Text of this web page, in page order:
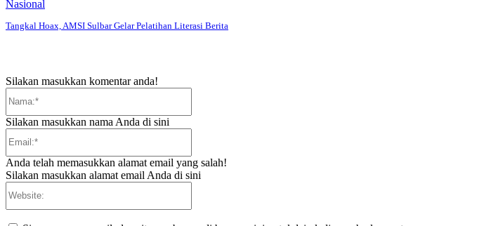
Nasional
Tangkal Hoax, AMSI Sulbar Gelar Pelatihan Literasi Berita
Silakan masukkan komentar anda!
Silakan masukkan nama Anda di sini
Anda telah memasukkan alamat email yang salah!
Silakan masukkan alamat email Anda di sini